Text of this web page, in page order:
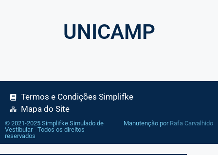
UNICAMP
Termos e Condições Simplifke
Mapa do Site
© 2021-2025 Simplifke Simulado de
Vestibular - Todos os direitos
reservados
Manutenção por Rafa Carvalhido